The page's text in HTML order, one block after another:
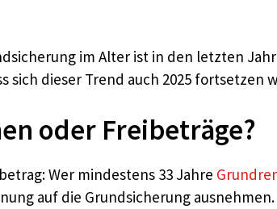
im Alter ist in den letzten
sich dieser Trend auch 2025 fortsetzen
oder Freibeträge?
Wer mindestens 33 Jahre
auf die Grundsicherung